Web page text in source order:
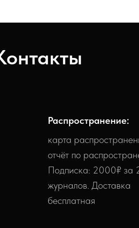
Распространение:
карта
отчёт по
Подписка: 2000₽ за
журналов. Доставка
бесплатная